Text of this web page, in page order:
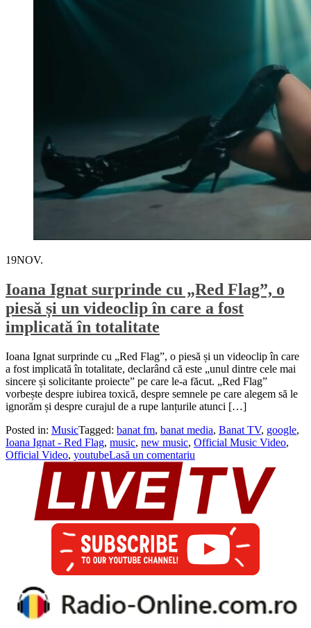
19NOV.
Ioana Ignat surprinde cu „Red Flag”, o
piesă și un videoclip în care a fost
implicată în totalitate
Ioana Ignat surprinde cu „Red Flag”, o piesă și un videoclip în care
a fost implicată în totalitate, declarând că este „unul dintre cele mai
sincere și solicitante proiecte” pe care le-a făcut. „Red Flag”
vorbește despre iubirea toxică, despre semnele pe care alegem să le
ignorăm și despre curajul de a rupe lanțurile atunci […]
Posted in: MusicTagged: banat fm, banat media, Banat TV, google,
Ioana Ignat - Red Flag, music, new music, Official Music Video,
Official Video, youtubeLasă un comentariu